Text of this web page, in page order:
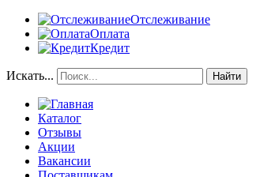
Отслеживание
Оплата
Кредит
Искать... Найти
Каталог
Отзывы
Акции
Вакансии